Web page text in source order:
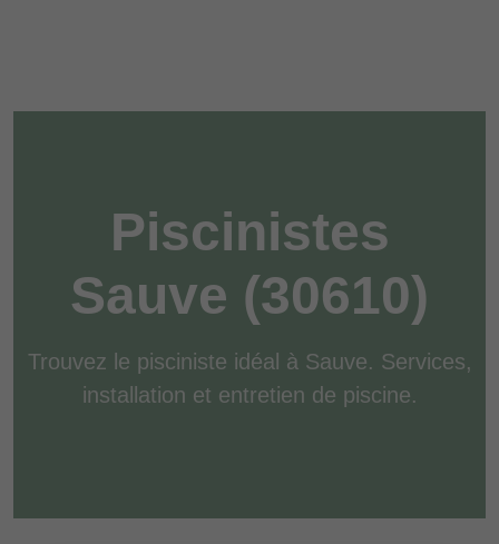
Piscinistes
Sauve (30610)
Trouvez le pisciniste idéal à Sauve. Services,
installation et entretien de piscine.